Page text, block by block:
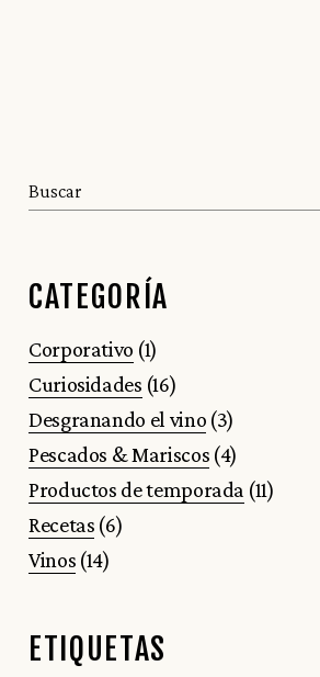
Search
CATEGORÍA
Corporativo (1)
Curiosidades (16)
Desgranando el vino (3)
Pescados & Mariscos (4)
Productos de temporada (11)
Recetas (6)
Vinos (14)
ETIQUETAS